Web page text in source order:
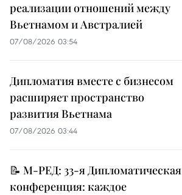
реализации отношений между
Вьетнамом и Австралией
07/08/2026 03:54
Дипломатия вместе с бизнесом
расширяет пространство
развития Вьетнама
07/08/2026 03:44
📝 М-РЕД: 33-я Дипломатическая
конференция: каждое